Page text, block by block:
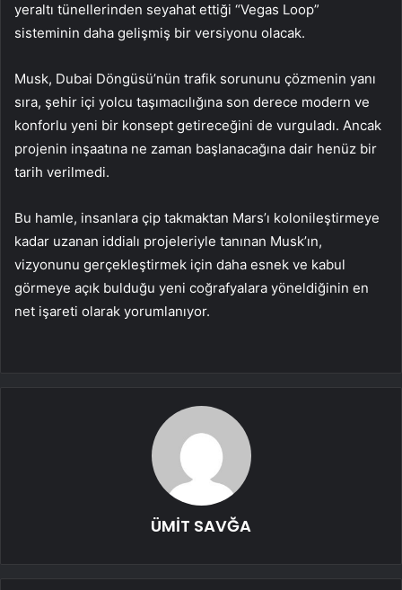
yeraltı tünellerinden seyahat ettiği “Vegas Loop”
sisteminin daha gelişmiş bir versiyonu olacak.
Musk, Dubai Döngüsü’nün trafik sorununu çözmenin yanı
sıra, şehir içi yolcu taşımacılığına son derece modern ve
konforlu yeni bir konsept getireceğini de vurguladı. Ancak
projenin inşaatına ne zaman başlanacağına dair henüz bir
tarih verilmedi.
Bu hamle, insanlara çip takmaktan Mars’ı kolonileştirmeye
kadar uzanan iddialı projeleriyle tanınan Musk’ın,
vizyonunu gerçekleştirmek için daha esnek ve kabul
görmeye açık bulduğu yeni coğrafyalara yöneldiğinin en
net işareti olarak yorumlanıyor.
ÜMİT SAVĞA